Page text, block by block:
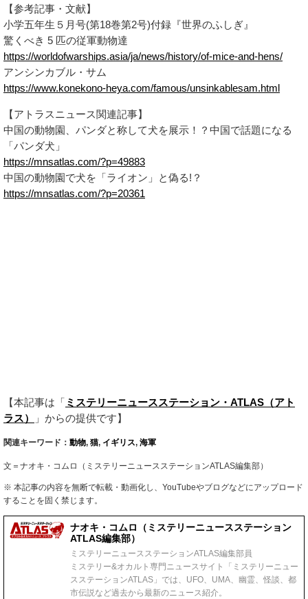
【参考記事・文献】
小学五年生５月号(第18巻第2号)付録『世界のふしぎ』
驚くべき 5 匹の従軍動物達
https://worldofwarships.asia/ja/news/history/of-mice-and-hens/
アンシンカブル・サム
https://www.konekono-heya.com/famous/unsinkablesam.html
【アトラスニュース関連記事】
中国の動物園、パンダと称して犬を展示！？中国で話題になる
「パンダ犬」
https://mnsatlas.com/?p=49883
中国の動物園で犬を「ライオン」と偽る!？
https://mnsatlas.com/?p=20361
【本記事は「 ミステリーニュースステーション・ATLAS（アト
ラス）
」からの提供です】
関連キーワード： 動物, 猫, イギリス, 海軍
文＝ナオキ・コムロ（ミステリーニュースステーションATLAS編集部）
※ 本記事の内容を無断で転載・動画化し、YouTubeやブログなどにアップロード
することを固く禁じます。
ナオキ・コムロ（ミステリーニュースステーション
ATLAS編集部）
ミステリーニュースステーションATLAS編集部員
ミステリー&オカルト専門ニュースサイト「ミステリーニュー
スステーションATLAS」では、UFO、UMA、幽霊、怪談、都
市伝説など過去から最新のニュース紹介。